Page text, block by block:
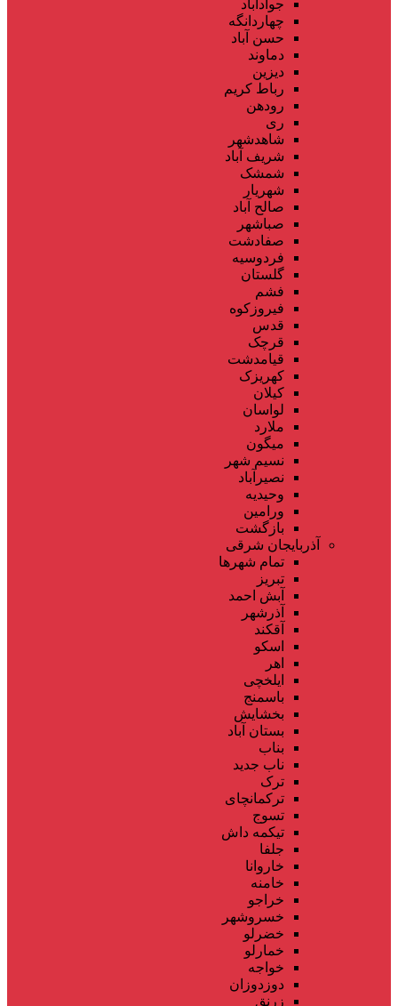
جوادآباد
چهاردانگه
حسن آباد
دماوند
دیزین
رباط کریم
رودهن
ری
شاهدشهر
شریف آباد
شمشک
شهریار
صالح آباد
صباشهر
صفادشت
فردوسیه
گلستان
فشم
فیروزکوه
قدس
قرچک
قیامدشت
کهریزک
کیلان
لواسان
ملارد
میگون
نسیم شهر
نصیرآباد
وحیدیه
ورامین
بازگشت
آذربایجان شرقی
تمام شهر‌ها
تبریز
آبش احمد
آذرشهر
آقکند
اسکو
اهر
ایلخچی
باسمنج
بخشایش
بستان آباد
بناب
ناب جدید
ترک
ترکمانچای
تسوج
تیکمه داش
جلفا
خاروانا
خامنه
خراجو
خسروشهر
خضرلو
خمارلو
خواجه
دوزدوزان
زرنق